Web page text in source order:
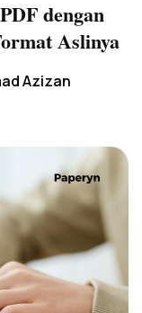
dengan
Aslinya
Azizan